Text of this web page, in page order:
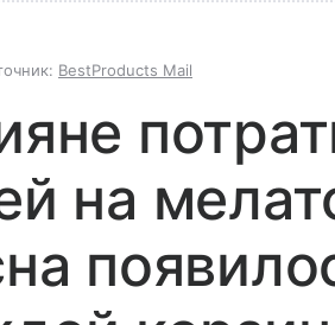
BestProducts Mail
на